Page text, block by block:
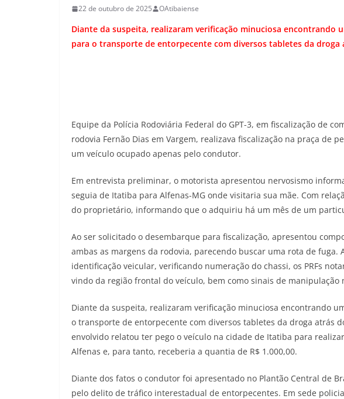
22 de outubro de 2025 OAtibaiense
Diante da suspeita, realizaram verificação minuciosa encontrando
para o transporte de entorpecente com diversos tabletes da
Equipe da Polícia Rodoviária Federal do GPT-3, em fiscalização de
rodovia Fernão Dias em Vargem, realizava fiscalização na praça de
um veículo ocupado apenas pelo condutor.
Em entrevista preliminar, o motorista apresentou nervosismo
seguia de Itatiba para Alfenas-MG onde visitaria sua mãe. Com
do proprietário, informando que o adquiriu há um mês de um
Ao ser solicitado o desembarque para fiscalização, apresentou
ambas as margens da rodovia, parecendo buscar uma rota de fuga.
identificação veicular, verificando numeração do chassi, os PRFs
vindo da região frontal do veículo, bem como sinais de manipulação
Diante da suspeita, realizaram verificação minuciosa encontrando
o transporte de entorpecente com diversos tabletes da droga atrás
envolvido relatou ter pego o veículo na cidade de Itatiba para
Alfenas e, para tanto, receberia a quantia de R$ 1.000,00.
Diante dos fatos o condutor foi apresentado no Plantão Central de
pelo delito de tráfico interestadual de entorpecentes. Em sede